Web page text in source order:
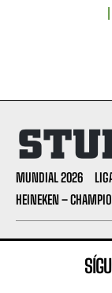
MUNDIAL 2026
HEINEKEN –